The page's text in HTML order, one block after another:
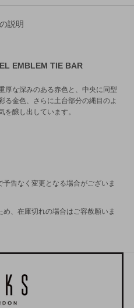
説明
EMBLEM TIE BAR
厚な深みのある赤色と、中央に同型
る金色、さらに土台部分の縄目のよ
を醸し出しています。
告なく変更となる場合がございま
、在庫切れの場合はご容赦願いま